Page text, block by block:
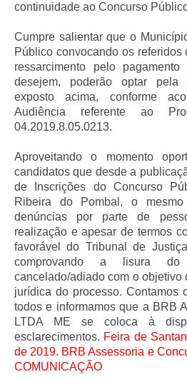
continuidade ao Concurso
Cumpre salientar que o
Público convocando os referidos
ressarcimento pelo
desejem, poderão optar pela
exposto acima, conforme
Audiência referente ao
04.2019.8.05.0213.
Aproveitando o momento
candidatos que desde a
de Inscrições do Concurso
Ribeira do Pombal, o
denúncias por parte de
realização e apesar de termos
favorável do Tribunal de
comprovando a lisura
cancelado/adiado com o objetivo
jurídica do processo. Contamos
todos e informamos que a BRB
LTDA ME se coloca à
esclarecimentos. Feira de
de 2019. BRB Assessoria e
COMUNICAÇÃO